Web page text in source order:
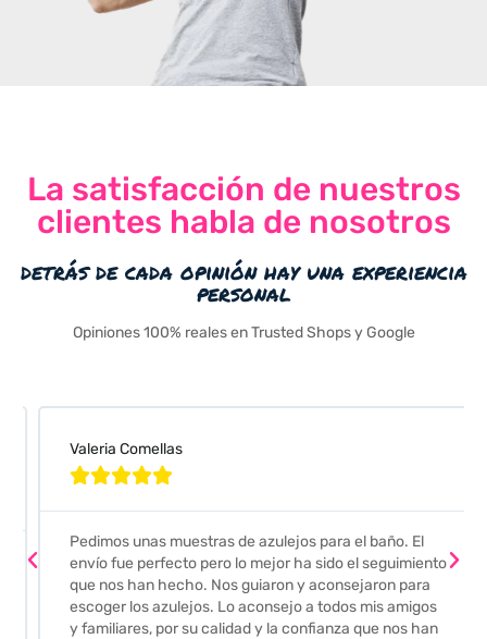
La satisfacción de nuestros
clientes habla de nosotros
detrás de cada opinión hay una experiencia
personal
Opiniones 100% reales en Trusted Shops y Google
Valeria Comellas

Pedimos unas muestras de azulejos para el baño. El
envío fue perfecto pero lo mejor ha sido el seguimiento
que nos han hecho. Nos guiaron y aconsejaron para
escoger los azulejos. Lo aconsejo a todos mis amigos
y familiares, por su calidad y la confianza que nos han